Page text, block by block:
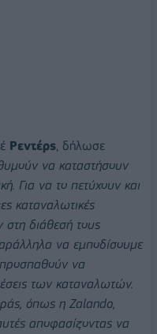
Ρεντέρς, δήλωσε
να καταστήσουν
Για να το πετύχουν και
καταναλωτικές
στη διάθεσή τους
να εμποδίσουμε
να
των καταναλωτών.
όπως η Zalando,
αποφασίζοντας να